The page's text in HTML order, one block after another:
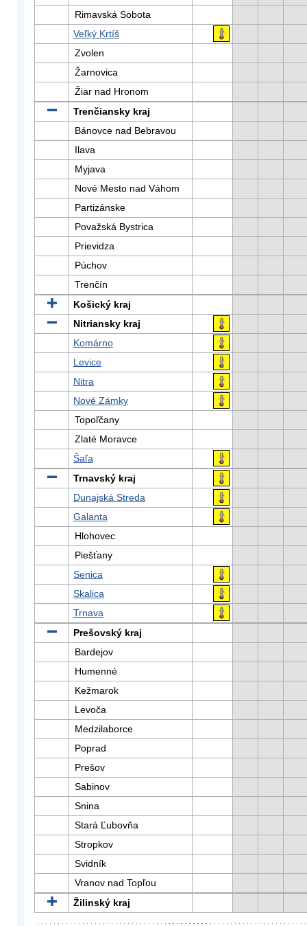
Rimavská Sobota
Veľký Krtíš
Zvolen
Žarnovica
Žiar nad Hronom
Trenčiansky kraj
Bánovce nad Bebravou
Ilava
Myjava
Nové Mesto nad Váhom
Partizánske
Považská Bystrica
Prievidza
Púchov
Trenčín
Košický kraj
Nitriansky kraj
Komárno
Levice
Nitra
Nové Zámky
Topoľčany
Zlaté Moravce
Šaľa
Trnavský kraj
Dunajská Streda
Galanta
Hlohovec
Piešťany
Senica
Skalica
Trnava
Prešovský kraj
Bardejov
Humenné
Kežmarok
Levoča
Medzilaborce
Poprad
Prešov
Sabinov
Snina
Stará Ľubovňa
Stropkov
Svidník
Vranov nad Topľou
Žilinský kraj